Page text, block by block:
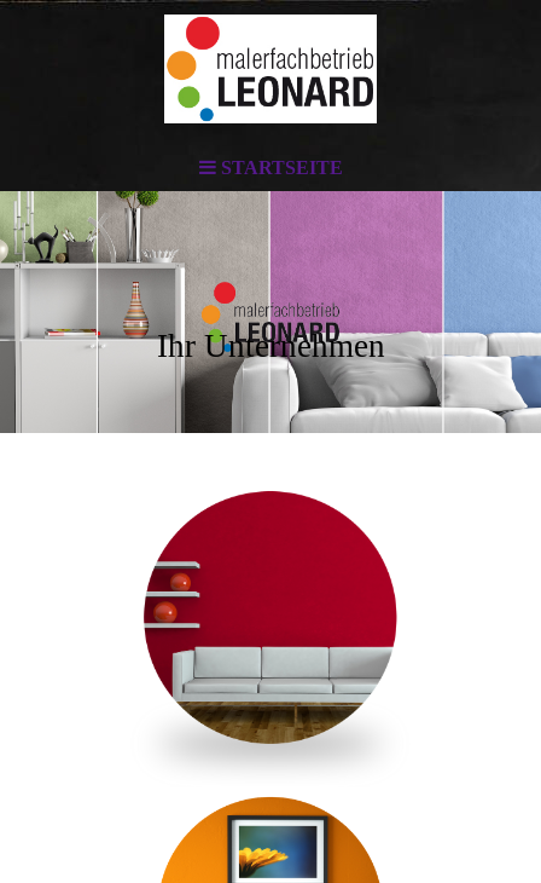
STARTSEITE
Ihr Unternehmen